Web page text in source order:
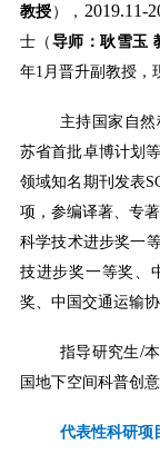
教授 ）， 2019.11-
士（ 导师：耿雪玉
年1 月晋升副教授，
主持国家自
苏省首批卓博计划
领域知名期刊发表
项，参编译著、专
科学技术进步奖一
技进步奖一等奖、
奖、中国交通运输
指导研究生/
国地下空间科普创
代表性科研项